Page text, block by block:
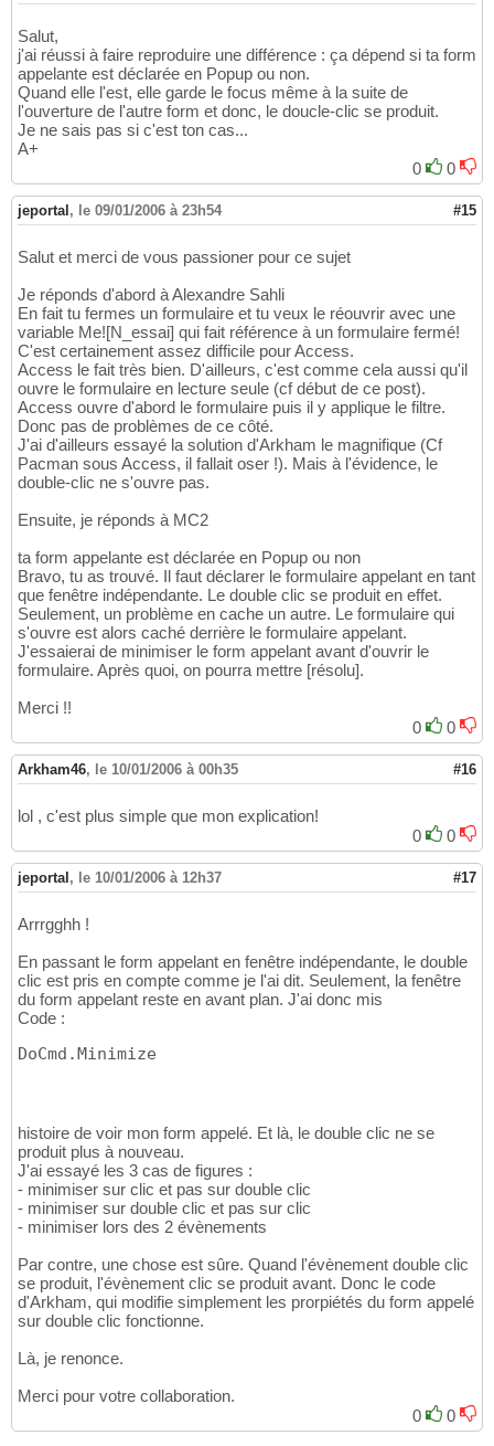
Salut,
j'ai réussi à faire reproduire une différence : ça dépend si ta form
appelante est déclarée en Popup ou non.
Quand elle l'est, elle garde le focus même à la suite de
l'ouverture de l'autre form et donc, le doucle-clic se produit.
Je ne sais pas si c'est ton cas...
A+
0
0
jeportal , le 09/01/2006 à 23h54 #15
Salut et merci de vous passioner pour ce sujet
Je réponds d'abord à Alexandre Sahli
En fait tu fermes un formulaire et tu veux le réouvrir avec une
variable Me![N_essai] qui fait référence à un formulaire fermé!
C'est certainement assez difficile pour Access.
Access le fait très bien. D'ailleurs, c'est comme cela aussi qu'il
ouvre le formulaire en lecture seule (cf début de ce post).
Access ouvre d'abord le formulaire puis il y applique le filtre.
Donc pas de problèmes de ce côté.
J'ai d'ailleurs essayé la solution d'Arkham le magnifique (Cf
Pacman sous Access, il fallait oser !). Mais à l'évidence, le
double-clic ne s'ouvre pas.
Ensuite, je réponds à MC2
ta form appelante est déclarée en Popup ou non
Bravo, tu as trouvé. Il faut déclarer le formulaire appelant en tant
que fenêtre indépendante. Le double clic se produit en effet.
Seulement, un problème en cache un autre. Le formulaire qui
s'ouvre est alors caché derrière le formulaire appelant.
J'essaierai de minimiser le form appelant avant d'ouvrir le
formulaire. Après quoi, on pourra mettre [résolu].
Merci !!
0
0
Arkham46, le 10/01/2006 à 00h35 #16
lol , c'est plus simple que mon explication!
0
0
jeportal , le 10/01/2006 à 12h37 #17
Arrrgghh !
En passant le form appelant en fenêtre indépendante, le double
clic est pris en compte comme je l'ai dit. Seulement, la fenêtre
du form appelant reste en avant plan. J'ai donc mis
Code :
DoCmd.Minimize
histoire de voir mon form appelé. Et là, le double clic ne se
produit plus à nouveau.
J'ai essayé les 3 cas de figures :
- minimiser sur clic et pas sur double clic
- minimiser sur double clic et pas sur clic
- minimiser lors des 2 évènements
Par contre, une chose est sûre. Quand l'évènement double clic
se produit, l'évènement clic se produit avant. Donc le code
d'Arkham, qui modifie simplement les prorpiétés du form appelé
sur double clic fonctionne.
Là, je renonce.
Merci pour votre collaboration.
0
0